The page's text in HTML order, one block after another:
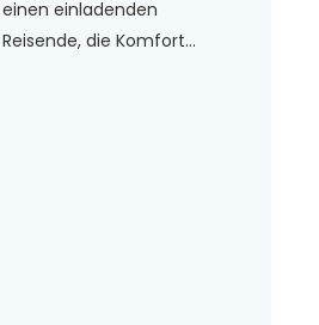
einladenden
die Komfort...